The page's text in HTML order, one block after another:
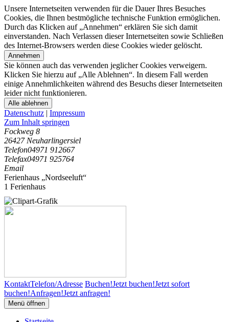
Unsere Internetseiten verwenden für die Dauer Ihres Besuches
Cookies, die Ihnen bestmögliche technische Funktion ermöglichen.
Durch das Klicken auf „Annehmen“ erklären Sie sich damit
einverstanden. Nach Verlassen dieser Internetseiten sowie Schließen
des Internet-Browsers werden diese Cookies wieder gelöscht.
Annehmen
Sie können auch das verwenden jeglicher Cookies verweigern.
Klicken Sie hierzu auf „Alle Ablehnen“. In diesem Fall werden
einige Annehmlichkeiten während des Besuchs dieser Internetseiten
leider nicht funktionieren.
Alle ablehnen
Datenschutz | Impressum
Zum Inhalt springen
Fockweg 8
26427 Neuharlingersiel
Telefon04971 912667
Telefax04971 925764
Email
Ferienhaus „Nordseeluft“
1 Ferienhaus
KontaktTelefon/Adresse Buchen!Jetzt buchen!Jetzt sofort
buchen!Anfragen!Jetzt anfragen!
Menü öffnen